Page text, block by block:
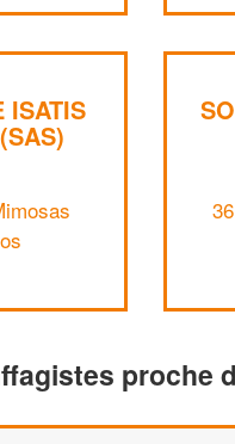
ISATIS
proche